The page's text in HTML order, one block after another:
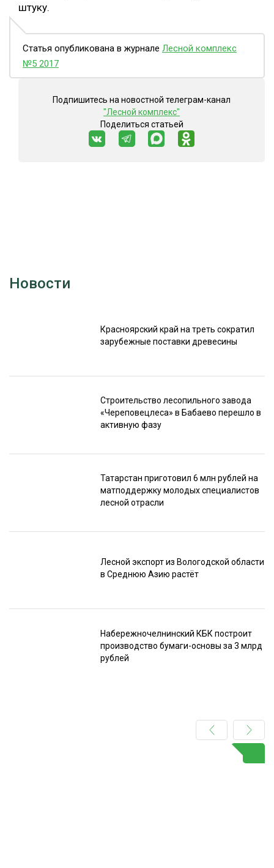
штуку.
Статья опубликована в журнале Лесной комплекс
№5 2017
Подпишитесь на новостной телеграм-канал
"Лесной комплекс"
Поделиться статьей
Новости
Красноярский край на треть сократил
зарубежные поставки древесины
Строительство лесопильного завода
«Череповецлеса» в Бабаево перешло в
активную фазу
Татарстан приготовил 6 млн рублей на
матподдержку молодых специалистов
лесной отрасли
Лесной экспорт из Вологодской области
в Среднюю Азию растёт
Набережночелнинский КБК построит
производство бумаги-основы за 3 млрд
рублей